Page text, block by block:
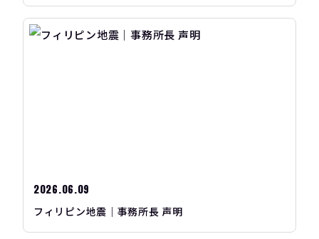
2026.06.09
フィリピン地震｜事務所長 声明